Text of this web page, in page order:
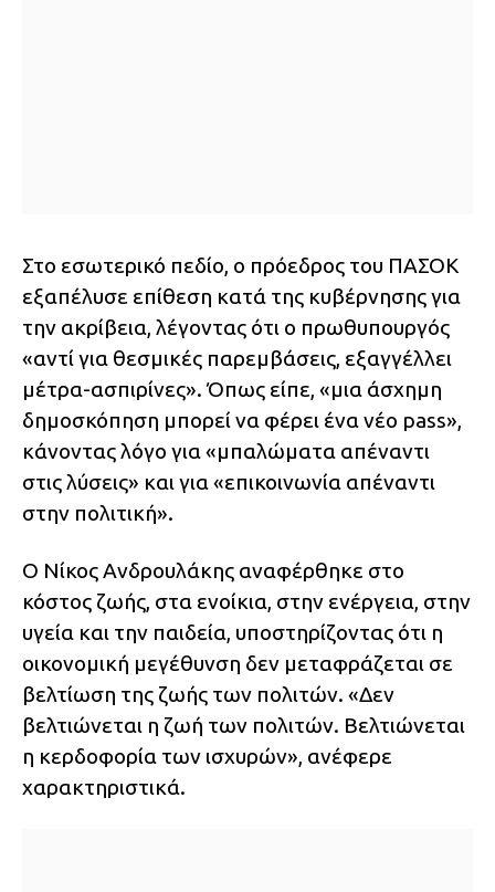
Στο εσωτερικό πεδίο, ο πρόεδρος του ΠΑΣΟΚ
εξαπέλυσε επίθεση κατά της κυβέρνησης για
την ακρίβεια, λέγοντας ότι ο πρωθυπουργός
«αντί για θεσμικές παρεμβάσεις, εξαγγέλλει
μέτρα-ασπιρίνες». Όπως είπε, «μια άσχημη
δημοσκόπηση μπορεί να φέρει ένα νέο pass»,
κάνοντας λόγο για «μπαλώματα απέναντι
στις λύσεις» και για «επικοινωνία απέναντι
στην πολιτική».
Ο Νίκος Ανδρουλάκης αναφέρθηκε στο
κόστος ζωής, στα ενοίκια, στην ενέργεια, στην
υγεία και την παιδεία, υποστηρίζοντας ότι η
οικονομική μεγέθυνση δεν μεταφράζεται σε
βελτίωση της ζωής των πολιτών. «Δεν
βελτιώνεται η ζωή των πολιτών. Βελτιώνεται
η κερδοφορία των ισχυρών», ανέφερε
χαρακτηριστικά.